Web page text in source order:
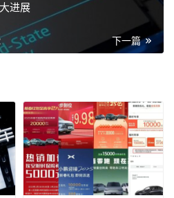
进展
下一篇